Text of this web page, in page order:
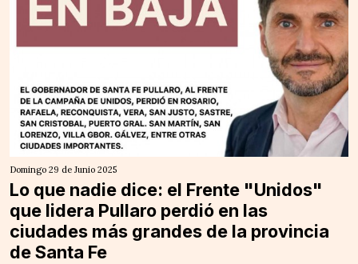
Domingo 29 de Junio 2025
Lo que nadie dice: el Frente "Unidos"
que lidera Pullaro perdió en las
ciudades más grandes de la provincia
de Santa Fe